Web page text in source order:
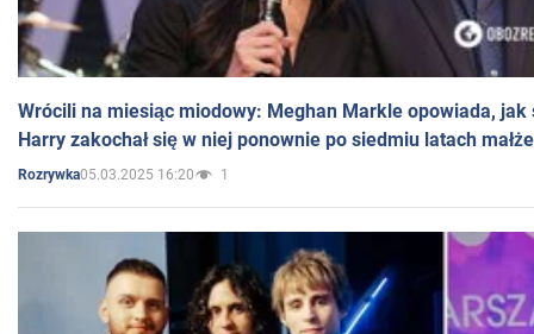
Wrócili na miesiąc miodowy: Meghan Markle opowiada, jak
Harry zakochał się w niej ponownie po siedmiu latach
Rozrywka05.03.2025 16:20 1